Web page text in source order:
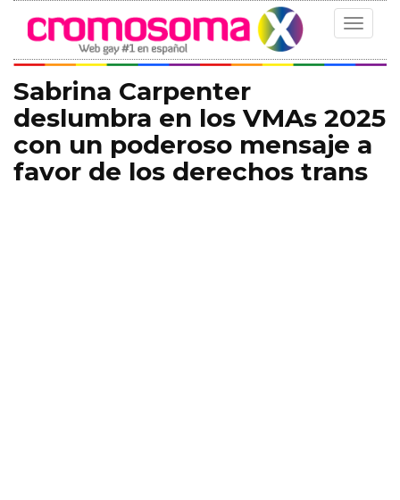
Toggle
Sabrina Carpenter
deslumbra en los VMAs 2025
con un poderoso mensaje a
favor de los derechos trans